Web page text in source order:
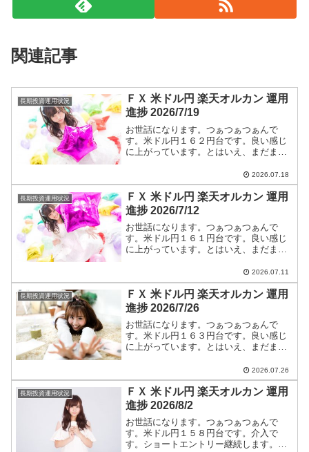
関連記事
長期投資運用状況
ＦＸ 米ドル円 楽天オルカン 運用
進捗 2026/7/19
お世話になります。つぁつぁつぁんで
す。米ドル円１６２円台です。良い感じ
に上がっています。とはいえ、まだまだ
す。米ドル円ショートエントリー手法と
今後のつぁつぁつぁん戦略は【米ドル
円】に全て書いています。
2026.07.18
長期投資運用状況
ＦＸ 米ドル円 楽天オルカン 運用
進捗 2026/7/12
お世話になります。つぁつぁつぁんで
す。米ドル円１６１円台です。良い感じ
に上がっています。とはいえ、まだまだ
す。米ドル円ショートエントリー手法と
今後のつぁつぁつぁん戦略は【米ドル
円】に全て書いています。
2026.07.11
長期投資運用状況
ＦＸ 米ドル円 楽天オルカン 運用
進捗 2026/7/26
お世話になります。つぁつぁつぁんで
す。米ドル円１６３円台です。良い感じ
に上がっています。とはいえ、まだまだ
す。米ドル円ショートエントリー手法と
今後のつぁつぁつぁん戦略は【米ドル
円】に全て書いています。
2026.07.26
長期投資運用状況
ＦＸ 米ドル円 楽天オルカン 運用
進捗 2026/8/2
お世話になります。つぁつぁつぁんで
す。米ドル円１５８円台です。介入で
す。ショートエントリー継続します。米